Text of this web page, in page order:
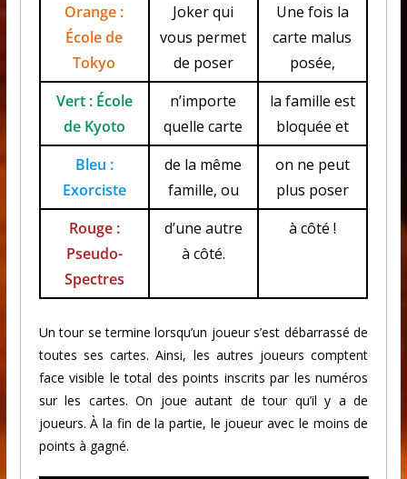
Orange :
École de
Tokyo
Joker qui
vous permet
de poser
Une fois la
carte malus
posée,
Vert : École
de Kyoto
n’importe
quelle carte
la famille est
bloquée et
Bleu :
Exorciste
de la même
famille, ou
on ne peut
plus poser
Rouge :
Pseudo-
Spectres
d’une autre
à côté.
à côté !
Un tour se termine lorsqu’un joueur s’est débarrassé de
toutes ses cartes. Ainsi, les autres joueurs comptent
face visible le total des points inscrits par les numéros
sur les cartes. On joue autant de tour qu’il y a de
joueurs. À la fin de la partie, le joueur avec le moins de
points à gagné.